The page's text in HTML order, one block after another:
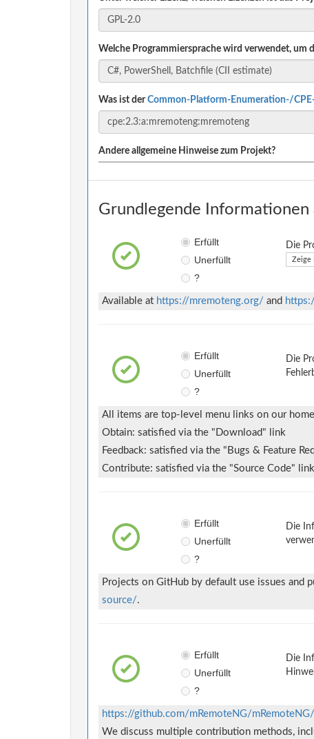
Welche Programmiersprache wird verwendet, um
Was ist derCommon-Platform-Enumeration-/
Andere allgemeine Hinweise zum Projekt?
Grundlegende
Erfüllt
Unerfüllt
?
Die
Zeige
Available at https://mremoteng.org/ and
Erfüllt
Unerfüllt
?
Die
All items are top-level menu links on our
Obtain: satisfied via the "Download" link
Feedback: satisfied via the "Bugs & Feature
Contribute: satisfied via the "Source Code"
Erfüllt
Unerfüllt
?
Die
Projects on GitHub by default use issues and
source/.
Erfüllt
Unerfüllt
?
Die
https://github.com/mRemoteNG/
We discuss multiple contribution methods,